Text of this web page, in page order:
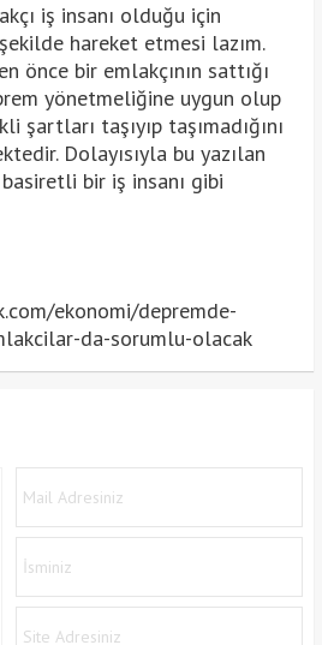
iş insanı olduğu için
hareket etmesi lazım.
önce bir emlakçının sattığı
yönetmeliğine uygun olup
şartları taşıyıp taşımadığını
Dolayısıyla bu yazılan
bir iş insanı gibi
ekonomi/depremde-
da-sorumlu-olacak